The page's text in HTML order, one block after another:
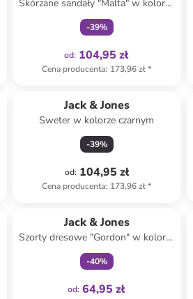
Skórzane sandały "Malta" w kolorze
jasnobrązowym
-39%
od: 104,95 zł
Cena producenta: 173,96 zł*
Jack & Jones
Sweter w kolorze czarnym
-39%
od: 104,95 zł
Cena producenta: 173,96 zł*
Jack & Jones
Szorty dresowe "Gordon" w kolorze
błękitnym
-40%
od: 64,95 zł